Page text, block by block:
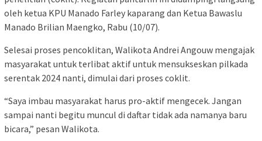
oleh ketua KPU Manado Farley kaparang dan Ketua Bawaslu
Manado Brilian Maengko, Rabu (10/07).
Selesai proses pencoklitan, Walikota Andrei Angouw mengajak
masyarakat untuk terlibat aktif untuk mensukseskan pilkada
serentak 2024 nanti, dimulai dari proses coklit.
“Saya imbau masyarakat harus pro-aktif mengecek. Jangan
sampai nanti begitu muncul di daftar tidak ada namanya baru
bicara,” pesan Walikota.